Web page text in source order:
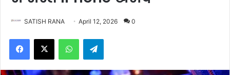
SATISH RANA April 12, 2026 0
Facebook
X WhatsAppTelegram